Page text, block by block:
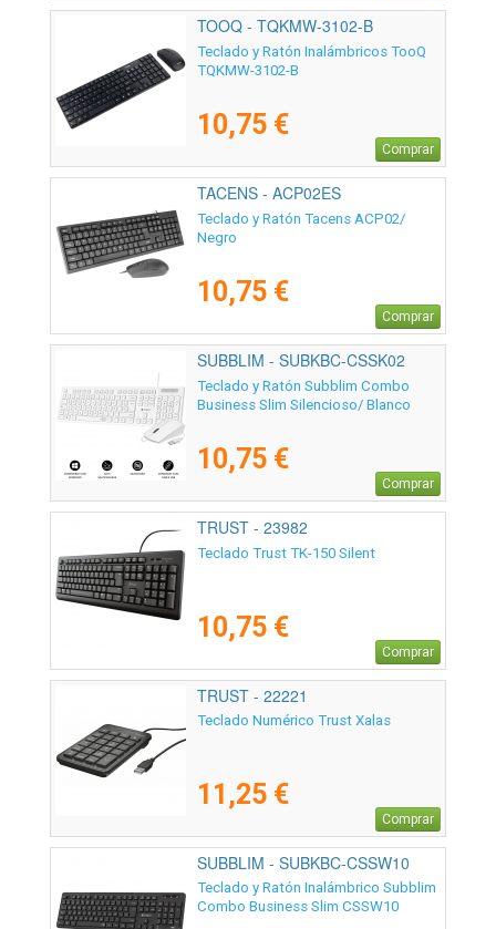
TOOQ - TQKMW-3102-B
Teclado y Ratón Inalámbricos TooQ
TQKMW-3102-B
10,75 €
Comprar
TACENS - ACP02ES
Teclado y Ratón Tacens ACP02/
Negro
10,75 €
Comprar
SUBBLIM - SUBKBC-CSSK02
Teclado y Ratón Subblim Combo
Business Slim Silencioso/ Blanco
10,75 €
Comprar
TRUST - 23982
Teclado Trust TK-150 Silent
10,75 €
Comprar
TRUST - 22221
Teclado Numérico Trust Xalas
11,25 €
Comprar
SUBBLIM - SUBKBC-CSSW10
Teclado y Ratón Inalámbrico Subblim
Combo Business Slim CSSW10